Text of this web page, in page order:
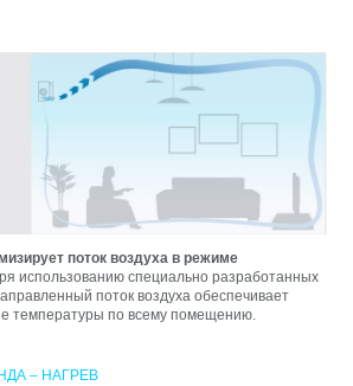
поток воздуха в режиме
использованию специально разработанных
поток воздуха обеспечивает
температуры по всему помещению.
– НАГРЕВ